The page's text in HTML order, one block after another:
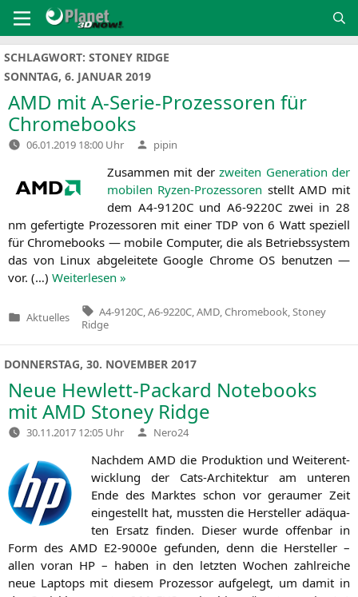
Inhalt
springen
SCHLAGWORT: STONEY RIDGE
SONNTAG, 6. JANUAR 2019
AMD mit A‑Serie-Prozessoren für
Chromebooks
06.01.2019 18:00 Uhr Verfasst
von
pipin
Zusam­men mit derzwei­ten Gene­ra­ti­on der
mobi­len Ryzen-Pro­zes­so­ren stellt AMD mit
dem A4-9120CundA6-9220C zwei in 28
nm gefer­tig­te Pro­zes­so­ren mit einerTDP von 6 Watt spe­zi­ell
für Chrome­books — mobi­le Com­pu­ter, die als Betriebs­sys­tem
das von Linux abge­lei­te­te Goog­le Chro­me OS benut­zen —
vor. (…) Wei­ter­le­sen »
Veröffentlicht
Aktuelles
Tags:
A4-9120C A6-9220C AMD Chromebook Stoney
Ridge
DONNERSTAG, 30. NOVEMBER 2017
Neue Hewlett-Packard Notebooks
mitAMD Stoney Ridge
30.11.2017 12:05 Uhr Verfasst
von
Nero24
Nach­demAMD die Pro­duk­ti­on und Wei­ter­ent­
wick­lung der Cats-Archi­tek­tur am unte­ren
Ende des Mark­tes schon vor gerau­mer Zeit
ein­ge­stellt hat, muss­ten die Her­stel­ler adäqua­
ten Ersatz fin­den. Die­ser wur­de offen­bar in
Form desAMD E2-9000e gefun­den, denn die Her­stel­ler –
allen vor­an HP – haben in den letz­ten Wochen zahl­rei­che
neue Lap­tops mit die­sem Pro­zes­sor auf­ge­legt, um damit in